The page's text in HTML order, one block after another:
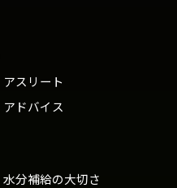
アスリート
アドバイス
水分補給の大切さ